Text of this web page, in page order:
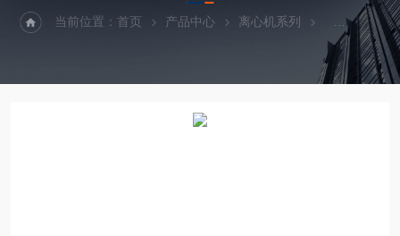
当前位置：首页 产品中心 离心机系列 低速冷冻离